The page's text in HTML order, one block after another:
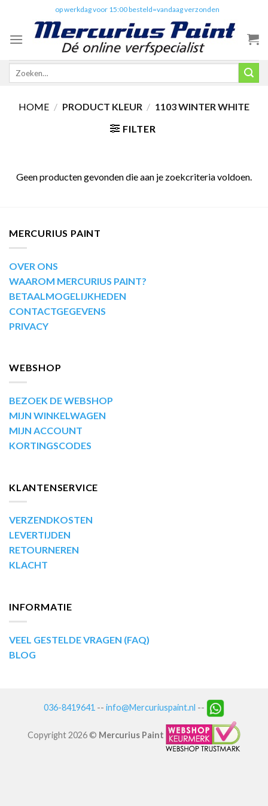
content
op werkdag voor 15:00 besteld=vandaag verzonden
Zoeken
HOME / PRODUCT KLEUR / 1103 WINTER WHITE
FILTER
Geen producten gevonden die aan je zoekcriteria voldoen.
MERCURIUS PAINT
OVER ONS
WAAROM MERCURIUS PAINT?
BETAALMOGELIJKHEDEN
CONTACTGEGEVENS
PRIVACY
WEBSHOP
BEZOEK DE WEBSHOP
MIJN WINKELWAGEN
MIJN ACCOUNT
KORTINGSCODES
KLANTENSERVICE
VERZENDKOSTEN
LEVERTIJDEN
RETOURNEREN
KLACHT
INFORMATIE
VEEL GESTELDE VRAGEN (FAQ)
BLOG
036-8419641 -- info@Mercuriuspaint.nl --
Copyright 2026 © Mercurius Paint